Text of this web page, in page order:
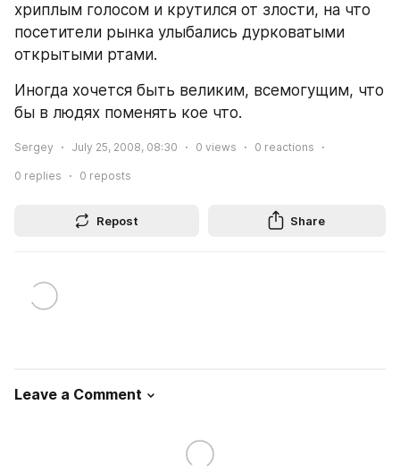
хриплым голосом и крутился от злости, на что
посетители рынка улыбались дурковатыми
открытыми ртами.
Иногда хочется быть великим, всемогущим, что
бы в людях поменять кое что.
Sergey July 25, 2008, 08:30 0 views 0 reactions
0 replies 0 reposts
Repost Share
Leave a Comment